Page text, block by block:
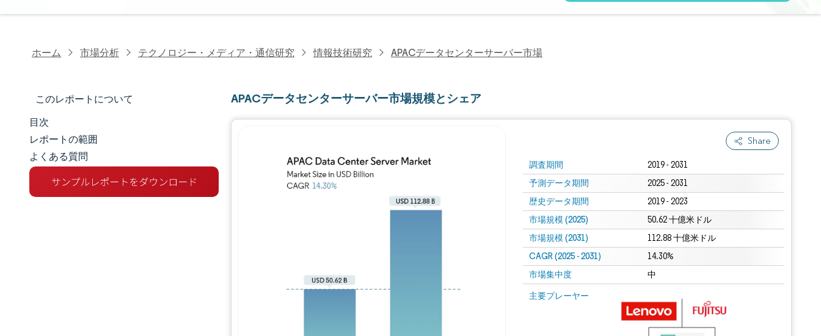
ホーム 市場分析 テクノロジー・メディア・通信研究 情報技術研究 APACデータセンターサーバー市場
このレポートについて
マーケットスナップショット
市場概要
主な市場動向
目次
レポートの範囲
よくある質問
APACデータセンターサーバー市場規模とシェア
Share
調査期間 2019 - 2031
予測データ期間 2025 - 2031
歴史データ期間 2019 - 2023
市場規模 (2025) 50.62 十億米ドル
市場規模 (2031) 112.88 十億米ドル
CAGR (2025 - 2031) 14.30%
市場集中度 中
主要プレーヤー